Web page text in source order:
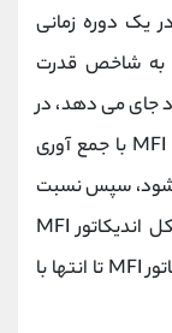
یک دوره زمانی
به شاخص قدرت
جای می دهد، در
حالی که RSI فقط قیمت را در نظر می گیرد. MFI با جمع آوری
شود، سپس نسبت
پول ایجاد می شود و بعد نسبت پول به شکل اندیکاتور MFI
نرمال می شود. در این مطلب با آموزش اندیکاتور MFI تا انتها با